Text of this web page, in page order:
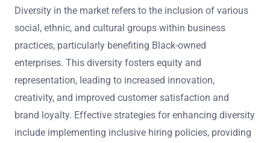
Diversity in the market refers to the inclusion of various
social, ethnic, and cultural groups within business
practices, particularly benefiting Black-owned
enterprises. This diversity fosters equity and
representation, leading to increased innovation,
creativity, and improved customer satisfaction and
brand loyalty. Effective strategies for enhancing diversity
include implementing inclusive hiring policies, providing